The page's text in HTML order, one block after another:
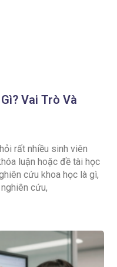
Vai Trò Và
rất nhiều sinh viên
luận hoặc đề tài học
cứu khoa học là gì,
cứu,